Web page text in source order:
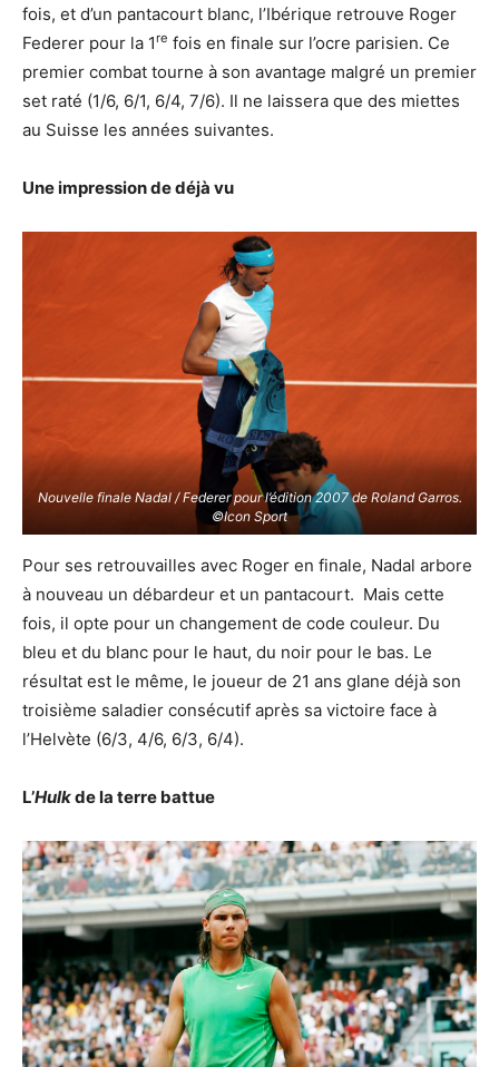
fois, et d’un pantacourt blanc, l’Ibérique retrouve Roger
Federer pour la 1re fois en finale sur l’ocre parisien. Ce
premier combat tourne à son avantage malgré un premier
set raté (1/6, 6/1, 6/4, 7/6). Il ne laissera que des miettes
au Suisse les années suivantes.
Une impression de déjà vu
Nouvelle finale Nadal / Federer pour l’édition 2007 de Roland Garros.
©Icon Sport
Pour ses retrouvailles avec Roger en finale, Nadal arbore
à nouveau un débardeur et un pantacourt. Mais cette
fois, il opte pour un changement de code couleur. Du
bleu et du blanc pour le haut, du noir pour le bas. Le
résultat est le même, le joueur de 21 ans glane déjà son
troisième saladier consécutif après sa victoire face à
l’Helvète (6/3, 4/6, 6/3, 6/4).
L’Hulkde la terre battue